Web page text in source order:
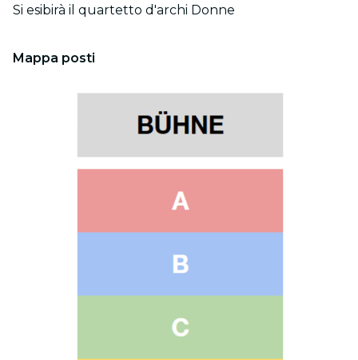
Si esibirà il quartetto d'archi Donne
Mappa posti